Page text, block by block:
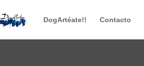
DogArtéate!! Contacto